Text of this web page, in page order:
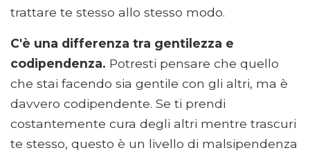
trattare te stesso allo stesso modo.
C'è una differenza tra gentilezza e
codipendenza. Potresti pensare che quello
che stai facendo sia gentile con gli altri, ma è
davvero codipendente. Se ti prendi
costantemente cura degli altri mentre trascuri
te stesso, questo è un livello di malsipendenza